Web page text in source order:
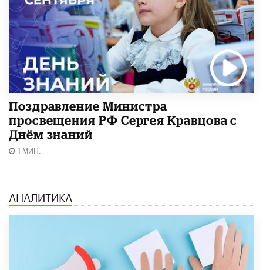
Поздравление Министра
просвещения РФ Сергея Кравцова с
Днём знаний
1 МИН.
АНАЛИТИКА